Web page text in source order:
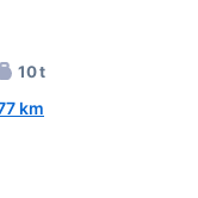
10 t
km